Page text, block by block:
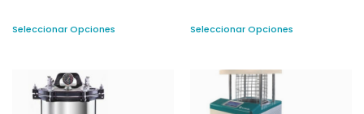
Seleccionar Opciones Seleccionar Opciones